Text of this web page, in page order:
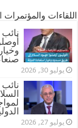
اللقاءات
‏نائب
يوليو 30, 2026
يوليو 27, 2026